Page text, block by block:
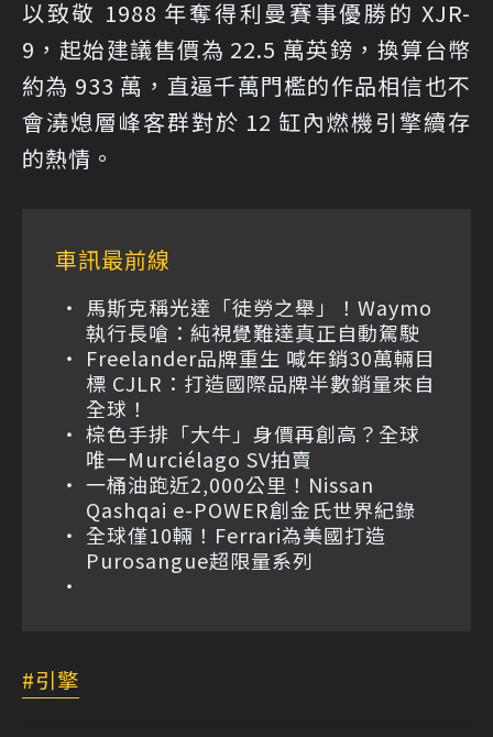
以致敬 1988 年奪得利曼賽事優勝的 XJR-
9，起始建議售價為 22.5 萬英鎊，換算台幣
約為 933 萬，直逼千萬門檻的作品相信也不
會澆熄層峰客群對於 12 缸內燃機引擎續存
的熱情。
車訊最前線
馬斯克稱光達「徒勞之舉」！Waymo
執行長嗆：純視覺難達真正自動駕駛
Freelander品牌重生 喊年銷30萬輛目
標 CJLR：打造國際品牌半數銷量來自
全球！
棕色手排「大牛」身價再創高？全球
唯一Murciélago SV拍賣
一桶油跑近2,000公里！Nissan
Qashqai e-POWER創金氏世界紀錄
全球僅10輛！Ferrari為美國打造
Purosangue超限量系列
引擎